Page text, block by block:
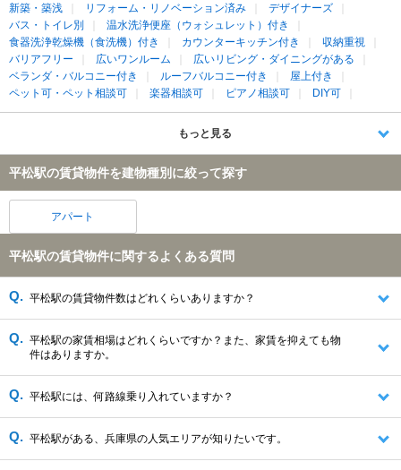
新築・築浅 リフォーム・リノベーション済み
デザイナーズ
バス・トイレ別
温水洗浄便座（ウォシュレット）付き
食器洗浄乾燥機（食洗機）付き
カウンターキッチン付き
収納重視
バリアフリー
広いワンルーム
広いリビング・ダイニングがある
ベランダ・バルコニー付き
ルーフバルコニー付き
屋上付き
ペット可・ペット相談可
楽器相談可 ピアノ相談可 DIY可
もっと見る
平松駅の賃貸物件を建物種別に絞って探す
アパート
平松駅の賃貸物件に関するよくある質問
平松駅の賃貸物件数はどれくらいありますか？
平松駅の家賃相場はどれくらいですか？また、家賃を抑えても物
件はありますか。
平松駅には、何路線乗り入れていますか？
平松駅がある、兵庫県の人気エリアが知りたいです。